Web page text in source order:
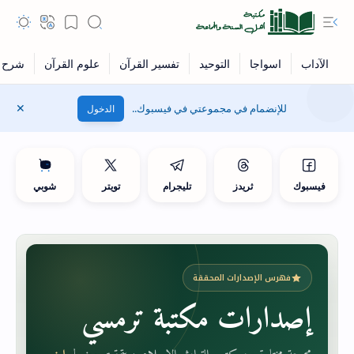
للإنضمام في مجموعتي في فيسبوك.. الدخول
فيسبوك ثريدز تليجرام تويتر شوبي
فهرس الإصدارات المحققة
إصدارات مكتبة ترمسي